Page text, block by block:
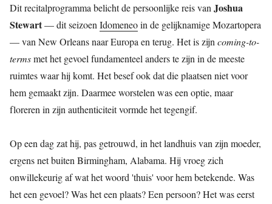
Dit recitalprogramma belicht de persoonlijke reis van Joshua
Stewart— dit seizoen Idomeneoin de gelijknamige Mozartopera
— van New Orleans naar Europa en terug. Het is zijn coming-to-
termsmet het gevoel fundamenteel anders te zijn in de meeste
ruimtes waar hij komt. Het besef ook dat die plaatsen niet voor
hem gemaakt zijn. Daarmee worstelen was een optie, maar
floreren in zijn authenticiteit vormde het tegengif.
Op een dag zat hij, pas getrouwd, in het landhuis van zijn moeder,
ergens net buiten Birmingham, Alabama. Hij vroeg zich
onwillekeurig af wat het woord 'thuis' voor hem betekende. Was
het een gevoel? Was het een plaats? Een persoon? Het was eerst